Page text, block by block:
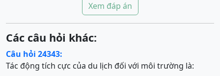
Xem đáp án
Các câu hỏi khác:
Câu hỏi 24343:
Tác động tích cực của du lịch đối với môi trường là: